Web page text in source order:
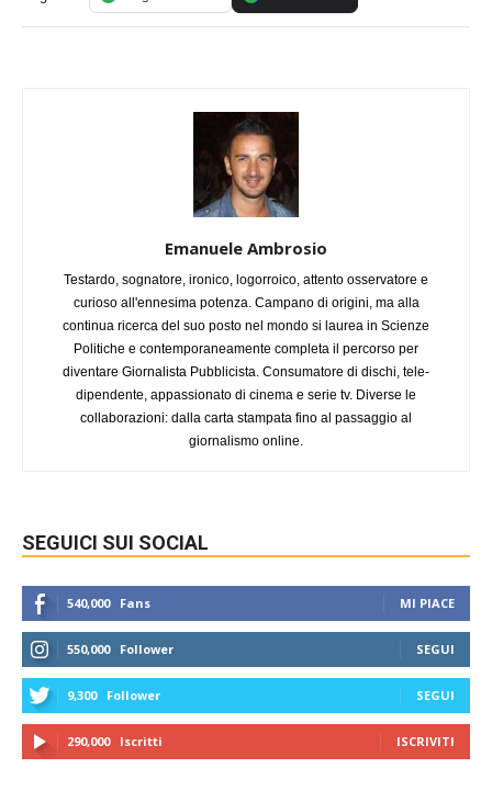
Emanuele Ambrosio
Testardo, sognatore, ironico, logorroico, attento osservatore e
curioso all'ennesima potenza. Campano di origini, ma alla
continua ricerca del suo posto nel mondo si laurea in Scienze
Politiche e contemporaneamente completa il percorso per
diventare Giornalista Pubblicista. Consumatore di dischi, tele-
dipendente, appassionato di cinema e serie tv. Diverse le
collaborazioni: dalla carta stampata fino al passaggio al
giornalismo online.
SEGUICI SUI SOCIAL
540,000 Fans MI PIACE
550,000 Follower SEGUI
9,300 Follower SEGUI
290,000 Iscritti ISCRIVITI